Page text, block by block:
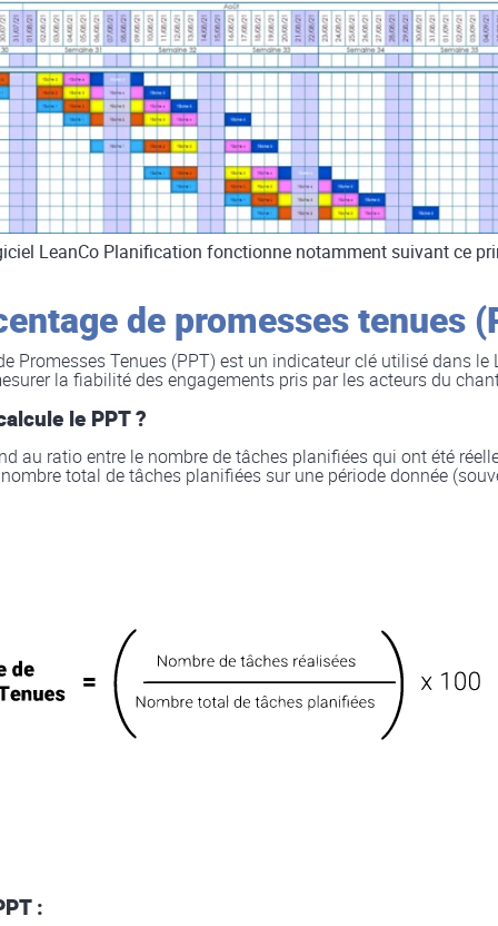
LeanCo Planification fonctionne notamment suivant ce
de promesses tenues
Promesses Tenues (PPT) est un indicateur clé utilisé dans le
la fiabilité des engagements pris par les acteurs du
le PPT ?
au ratio entre le nombre de tâches planifiées qui ont été
total de tâches planifiées sur une période donnée
: